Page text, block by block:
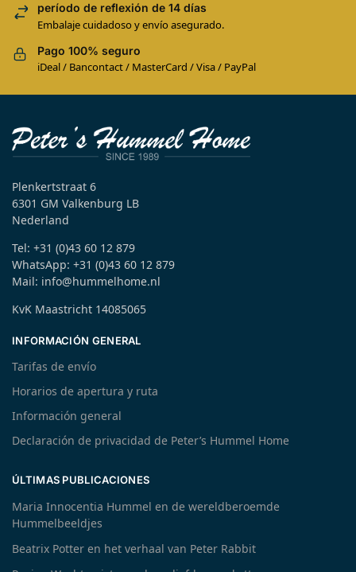
período de reflexión de 14 días
Embalaje cuidadoso y envío asegurado.
Pago 100% seguro
iDeal / Bancontact / MasterCard / Visa / PayPal
Plenkertstraat 6
6301 GM Valkenburg LB
Nederland
Tel: +31 (0)43 60 12 879
WhatsApp: +31 (0)43 60 12 879
Mail: info@hummelhome.nl
KvK Maastricht 14085065
INFORMACIÓN GENERAL
Tarifas de envío
Horarios de apertura y ruta
Información general
Declaración de privacidad de Peter’s Hummel Home
ÚLTIMAS PUBLICACIONES
Maria Innocentia Hummel en de wereldberoemde
Hummelbeeldjes
Beatrix Potter en het verhaal van Peter Rabbit